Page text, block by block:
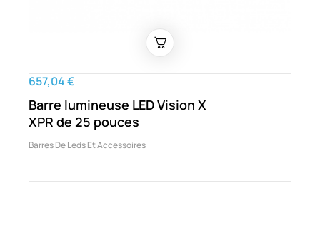
657,04 €
Barre lumineuse LED Vision X
XPR de 25 pouces
Barres De Leds Et Accessoires